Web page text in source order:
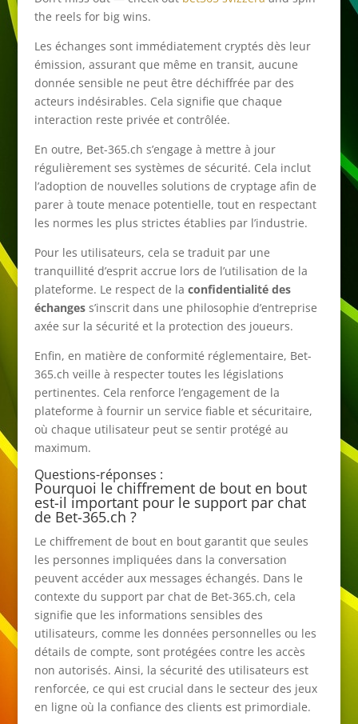
the reels for big wins.
Les échanges sont immédiatement cryptés dès leur
émission, assurant que même en transit, aucune
donnée sensible ne peut être déchiffrée par des
acteurs indésirables. Cela signifie que chaque
interaction reste privée et contrôlée.
En outre, Bet-365.ch s’engage à mettre à jour
régulièrement ses systèmes de sécurité. Cela inclut
l’adoption de nouvelles solutions de cryptage afin de
parer à toute menace potentielle, tout en respectant
les normes les plus strictes établies par l’industrie.
Pour les utilisateurs, cela se traduit par une
tranquillité d’esprit accrue lors de l’utilisation de la
plateforme. Le respect de la confidentialité des
échangess’inscrit dans une philosophie d’entreprise
axée sur la sécurité et la protection des joueurs.
Enfin, en matière de conformité réglementaire, Bet-
365.ch veille à respecter toutes les législations
pertinentes. Cela renforce l’engagement de la
plateforme à fournir un service fiable et sécuritaire,
où chaque utilisateur peut se sentir protégé au
maximum.
Questions-réponses :
Pourquoi le chiffrement de bout en bout
est-il important pour le support par chat
de Bet-365.ch ?
Le chiffrement de bout en bout garantit que seules
les personnes impliquées dans la conversation
peuvent accéder aux messages échangés. Dans le
contexte du support par chat de Bet-365.ch, cela
signifie que les informations sensibles des
utilisateurs, comme les données personnelles ou les
détails de compte, sont protégées contre les accès
non autorisés. Ainsi, la sécurité des utilisateurs est
renforcée, ce qui est crucial dans le secteur des jeux
en ligne où la confiance des clients est primordiale.